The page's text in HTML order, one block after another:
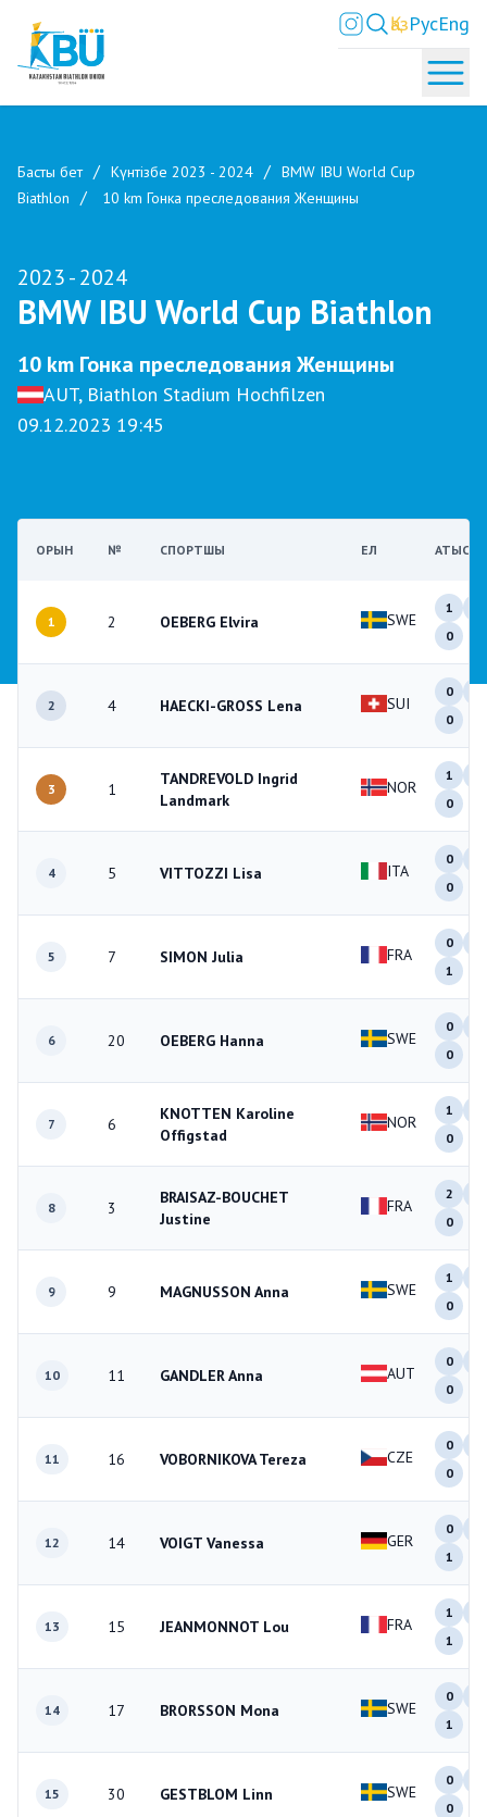
ҚазРусEng
Басты бет Күнтізбе 2023 - 2024
BMW IBU World Cup
Biathlon
10 km Гонка преследования Женщины
2023 - 2024
BMW IBU World Cup Biathlon
10 km Гонка преследования Женщины
AUT, Biathlon Stadium Hochfilzen
09.12.2023 19:45
ОРЫН № СПОРТШЫ ЕЛ АТЫС
1 2 OEBERG Elvira SWE
1
0
2 4 HAECKI-GROSS Lena SUI
0
0
3 1
TANDREVOLD Ingrid
Landmark
NOR
1
0
4 5 VITTOZZI Lisa ITA
0
0
5 7 SIMON Julia FRA
0
1
6 20 OEBERG Hanna SWE
0
0
7 6
KNOTTEN Karoline
Offigstad
NOR
1
0
8 3
BRAISAZ-BOUCHET
Justine
FRA
2
0
9 9 MAGNUSSON Anna SWE
1
0
10 11 GANDLER Anna AUT
0
0
11 16 VOBORNIKOVA Tereza CZE
0
0
12 14 VOIGT Vanessa GER
0
1
13 15 JEANMONNOT Lou FRA
1
1
14 17 BRORSSON Mona SWE
0
1
15 30 GESTBLOM Linn SWE
0
0